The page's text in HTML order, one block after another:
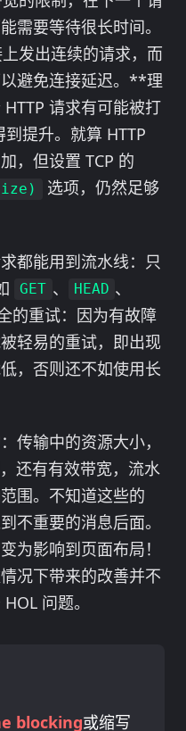
需要等待很长时间。
发出连续的请求，而
避免连接延迟。**理
请求有可能被打
提升。就算 HTTP
，但设置 TCP 的
选项，仍然足够
都能用到流水线：只
GET 、 HEAD 、
的重试：因为有故障
轻易的重试，即出现
，否则还不如使用长
传输中的资源大小，
还有有效带宽，流水
围。不知道这些的
不重要的消息后面。
为影响到页面布局！
况下带来的改善并不
问题。
blocking或缩写